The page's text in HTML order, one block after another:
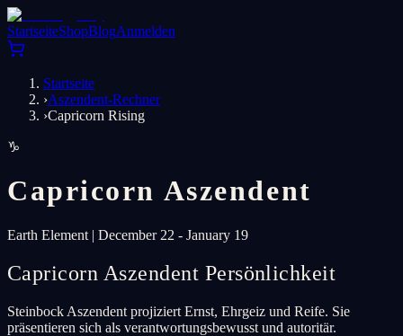
StartseiteShopBlogAnmelden
Startseite
›Aszendent-Rechner
›Capricorn Rising
♑
Capricorn Aszendent
Earth Element | December 22 - January 19
Capricorn Aszendent Persönlichkeit
Steinbock Aszendent projiziert Ernst, Ehrgeiz und Reife. Sie
präsentieren sich als verantwortungsbewusst und autoritär.